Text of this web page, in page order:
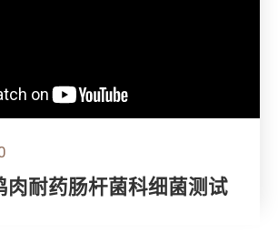
肉耐药肠杆菌科细菌测试